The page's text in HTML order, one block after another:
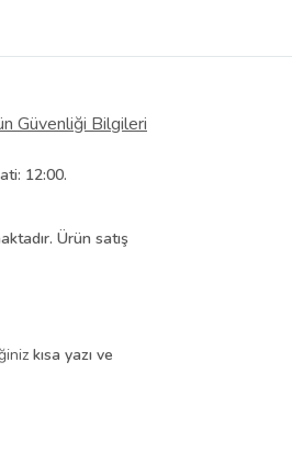
Güvenliği Bilgileri
12:00.
Ürün satış
kısa yazı ve